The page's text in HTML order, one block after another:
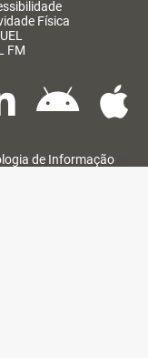
Física
FM
de Informação